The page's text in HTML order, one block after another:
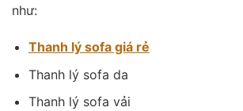
như:
Thanh lý sofa giá rẻ
Thanh lý sofa da
Thanh lý sofa vải